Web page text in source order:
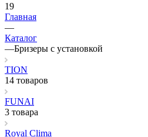
19
Главная
—
Каталог
—Бризеры с установкой
TION
14 товаров
FUNAI
3 товара
Royal Clima